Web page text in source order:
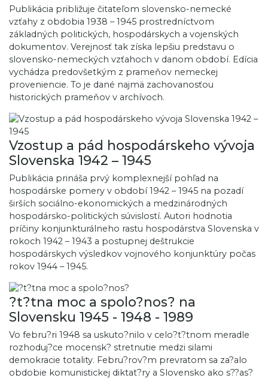
Publikácia približuje čitateľom slovensko-nemecké
vzťahy z obdobia 1938 – 1945 prostredníctvom
základných politických, hospodárskych a vojenských
dokumentov. Verejnosť tak získa lepšiu predstavu o
slovensko-nemeckých vzťahoch v danom období. Edícia
vychádza predovšetkým z prameňov nemeckej
proveniencie. To je dané najmä zachovanosťou
historických prameňov v archívoch.
Vzostup a pád hospodárskeho vývoja
Slovenska 1942 – 1945
Publikácia prináša prvý komplexnejší pohľad na
hospodárske pomery v období 1942 – 1945 na pozadí
širších sociálno-ekonomických a medzinárodných
hospodársko-politických súvislostí. Autori hodnotia
príčiny konjunkturálneho rastu hospodárstva Slovenska v
rokoch 1942 – 1943 a postupnej deštrukcie
hospodárskych výsledkov vojnového konjunktúry počas
rokov 1944 – 1945.
?t?tna moc a spolo?nos? na
Slovensku 1945 - 1948 - 1989
Vo febru?ri 1948 sa uskuto?nilo v celo?t?tnom meradle
rozhoduj?ce mocensk? stretnutie medzi silami
demokracie totality. Febru?rov?m prevratom sa za?alo
obdobie komunistickej diktat?ry a Slovensko ako s??as?